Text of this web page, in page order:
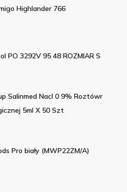
Highlander 766
PO 3292V 95 48 ROZMIAR S
Salinmed Nacl 0 9% Roztówr
5ml X 50 Szt
Pro biały (MWP22ZM/A)